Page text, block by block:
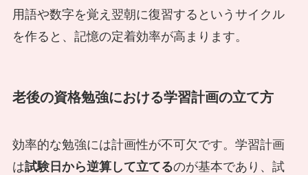
用語や数字を覚え翌朝に復習するというサイクル
を作ると、記憶の定着効率が高まります。
老後の資格勉強における学習計画の立て方
効率的な勉強には計画性が不可欠です。学習計画
は試験日から逆算して立てるのが基本であり、試